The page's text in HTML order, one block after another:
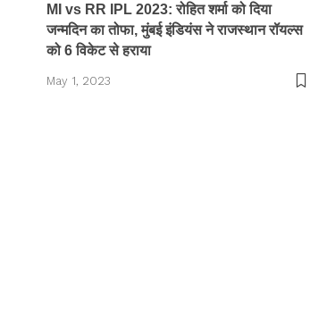
MI vs RR IPL 2023: रोहित शर्मा को दिया
जन्मदिन का तोफा, मुंबई इंडियंस ने राजस्थान रॉयल्स
को 6 विकेट से हराया
May 1, 2023